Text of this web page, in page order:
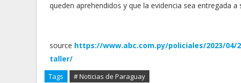
queden aprehendidos y que la evidencia sea entregada a
source https://www.abc.com.py/policiales/2023/
taller/
Tags # Noticias de Paraguay